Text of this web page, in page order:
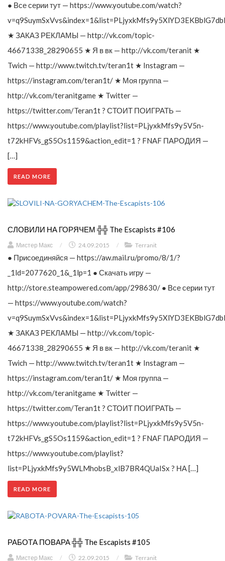
● Все серии тут — https://www.youtube.com/watch?
★ ЗАКАЗ РЕКЛАМЫ — http://vk.com/topic-
46671338_28290655 ★ Я в вк — http://vk.com/teranit ★
Twich — http://www.twitch.tv/teran1t ★ Instagram —
https://instagram.com/teran1t/ ★ Моя группа —
http://vk.com/teranitgame ★ Twitter —
https://twitter.com/Teran1t ? СТОИТ ПОИГРАТЬ —
https://www.youtube.com/playlist?list=PLjyxkMfs9y5V5n-
t72kHFVs_gS5Os1159&action_edit=1 ? FNAF ПАРОДИЯ —
[…]
READ MORE
СЛОВИЛИ НА ГОРЯЧЕМ ╬╬ The Escapists #106
Мистер Макс / 24.09.2015 / Terranit
● Присоединяйся — https://aw.mail.ru/promo/8/1/?
_1ld=2077620_1&_1lp=1 ● Скачать игру —
http://store.steampowered.com/app/298630/ ● Все серии тут
— https://www.youtube.com/watch?
★ ЗАКАЗ РЕКЛАМЫ — http://vk.com/topic-
46671338_28290655 ★ Я в вк — http://vk.com/teranit ★
Twich — http://www.twitch.tv/teran1t ★ Instagram —
https://instagram.com/teran1t/ ★ Моя группа —
http://vk.com/teranitgame ★ Twitter —
https://twitter.com/Teran1t ? СТОИТ ПОИГРАТЬ —
https://www.youtube.com/playlist?list=PLjyxkMfs9y5V5n-
t72kHFVs_gS5Os1159&action_edit=1 ? FNAF ПАРОДИЯ —
https://www.youtube.com/playlist?
list=PLjyxkMfs9y5WLMhobsB_xlB7BR4QUaISx ? НА […]
READ MORE
РАБОТА ПОВАРА ╬╬ The Escapists #105
Мистер Макс / 22.09.2015 / Terranit